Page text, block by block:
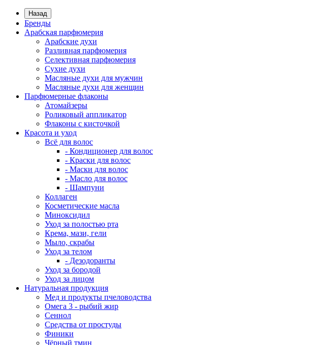
Назад
Бренды
Арабская парфюмерия
Арабские духи
Разливная парфюмерия
Селективная парфюмерия
Сухие духи
Масляные духи для мужчин
Масляные духи для женщин
Парфюмерные флаконы
Атомайзеры
Роликовый аппликатор
Флаконы с кисточкой
Красота и уход
Всё для волос
- Кондиционер для волос
- Краски для волос
- Маски для волос
- Масло для волос
- Шампуни
Коллаген
Косметические масла
Миноксидил
Уход за полостью рта
Крема, мази, гели
Мыло, скрабы
Уход за телом
- Дезодоранты
Уход за бородой
Уход за лицом
Натуральная продукция
Мед и продукты пчеловодства
Омега 3 - рыбий жир
Сеннол
Средства от простуды
Финики
Чёрный тмин